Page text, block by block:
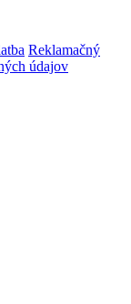
Reklamačný
údajov